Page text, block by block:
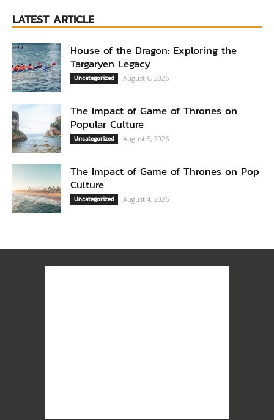
LATEST ARTICLE
House of the Dragon: Exploring the
Targaryen Legacy
Uncategorized August 6, 2026
The Impact of Game of Thrones on
Popular Culture
Uncategorized August 5, 2026
The Impact of Game of Thrones on Pop
Culture
Uncategorized August 4, 2026